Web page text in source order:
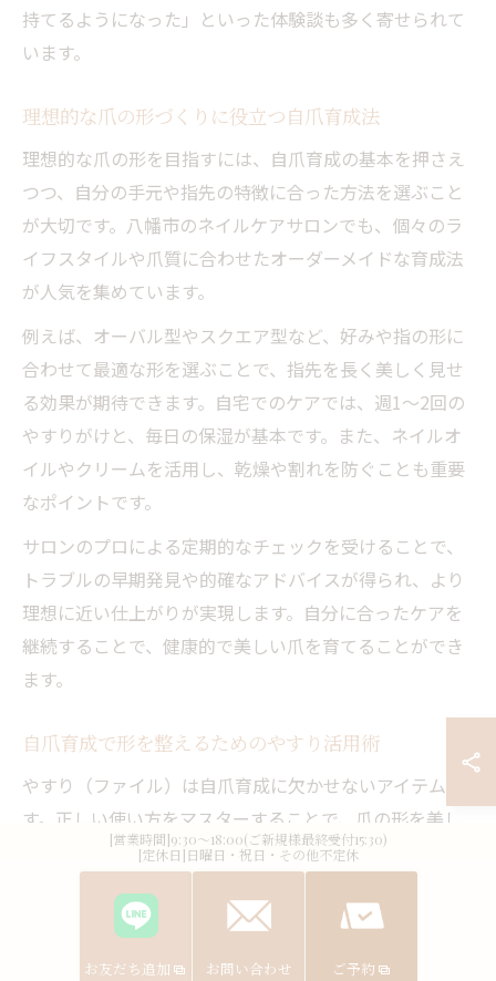
持てるようになった」といった体験談も多く寄せられて
います。
理想的な爪の形づくりに役立つ自爪育成法
理想的な爪の形を目指すには、自爪育成の基本を押さえ
つつ、自分の手元や指先の特徴に合った方法を選ぶこと
が大切です。八幡市のネイルケアサロンでも、個々のラ
イフスタイルや爪質に合わせたオーダーメイドな育成法
が人気を集めています。
例えば、オーバル型やスクエア型など、好みや指の形に
合わせて最適な形を選ぶことで、指先を長く美しく見せ
る効果が期待できます。自宅でのケアでは、週1～2回の
やすりがけと、毎日の保湿が基本です。また、ネイルオ
イルやクリームを活用し、乾燥や割れを防ぐことも重要
なポイントです。
サロンのプロによる定期的なチェックを受けることで、
トラブルの早期発見や的確なアドバイスが得られ、より
理想に近い仕上がりが実現します。自分に合ったケアを
継続することで、健康的で美しい爪を育てることができ
ます。
自爪育成で形を整えるためのやすり活用術
やすり（ファイル）は自爪育成に欠かせないアイテムで
す。正しい使い方をマスターすることで、爪の形を美し
く保ち、割れやすさや二枚爪といったトラブルを防ぐこ
使い方の指導が行われています。
やすりは目の細かいものを選び、爪の端から中心に向か
[営業時間]9:30～18:00(ご新規様最終受付15:30)
[定休日]日曜日・祝日・その他不定休
お友だち追加 お問い合わせ ご予約